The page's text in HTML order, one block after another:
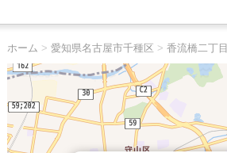
ホーム > 愛知県名古屋市千種区 > 香流橋二丁目